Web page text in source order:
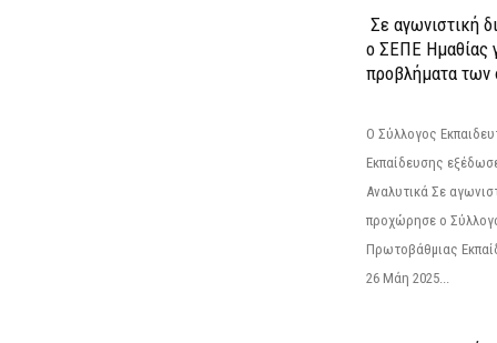
Σε αγωνιστική
ο ΣΕΠΕ Ημαθίας
προβλήματα των
Ο Σύλλογος
Εκπαίδευσης
Αναλυτικά Σε
προχώρησε ο
Πρωτοβάθμιας
26 Μάη 2025...